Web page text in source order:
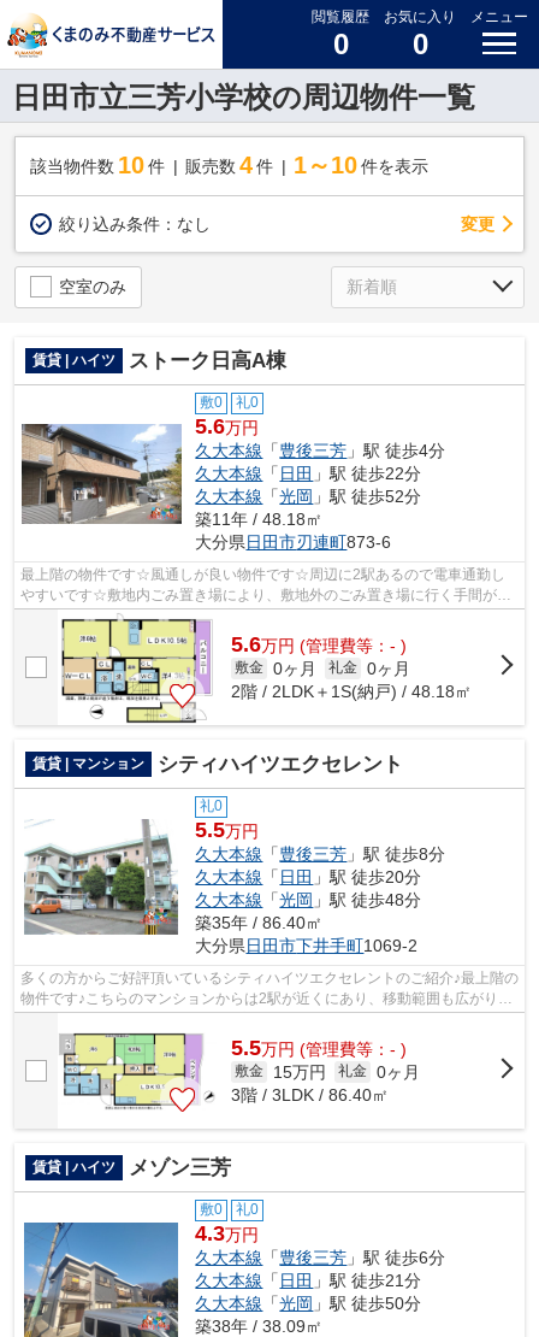
閲覧履歴
0
お気に入り
0
メニュー
日田市立三芳小学校の周辺物件一覧
該当物件数 10件 販売数 4 件 1～10 件を表示
絞り込み条件： なし 変更
空室のみ
賃貸 | ハイツ ストーク日高A棟
敷0 礼0
5.6万円
久大本線 「豊後三芳 」駅 徒歩4分
久大本線 「 日田 」駅 徒歩22分
久大本線 「光岡 」駅 徒歩52分
築11年 / 48.18㎡
大分県日田市刃連町873-6
最上階の物件です☆風通しが良い物件です☆周辺に2駅あるので電車通勤し
やすいです☆敷地内ごみ置き場により、敷地外のごみ置き場に行く手間が省
けます☆できるだけ早めに不動産情報を集め...
5.6万円 (管理費等：- )
敷金 0ヶ月 礼金 0ヶ月
2階 / 2LDK＋1S(納戸) / 48.18㎡
賃貸 | マンション シティハイツエクセレント
礼0
5.5万円
久大本線 「豊後三芳 」駅 徒歩8分
久大本線 「 日田 」駅 徒歩20分
久大本線 「光岡 」駅 徒歩48分
築35年 / 86.40㎡
大分県日田市下井手町1069-2
多くの方からご好評頂いているシティハイツエクセレントのご紹介♪最上階の
物件です♪こちらのマンションからは2駅が近くにあり、移動範囲も広がりま
5.5万円 (管理費等：- )
敷金 15万円 礼金 0ヶ月
3階 / 3LDK / 86.40㎡
賃貸 | ハイツ メゾン三芳
敷0 礼0
4.3万円
久大本線 「豊後三芳 」駅 徒歩6分
久大本線 「 日田 」駅 徒歩21分
久大本線 「光岡 」駅 徒歩50分
築38年 / 38.09㎡